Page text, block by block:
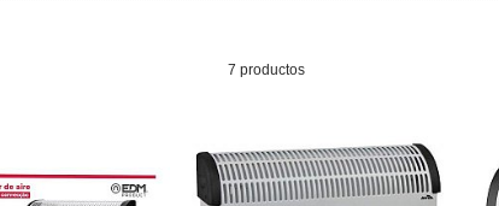
7 productos